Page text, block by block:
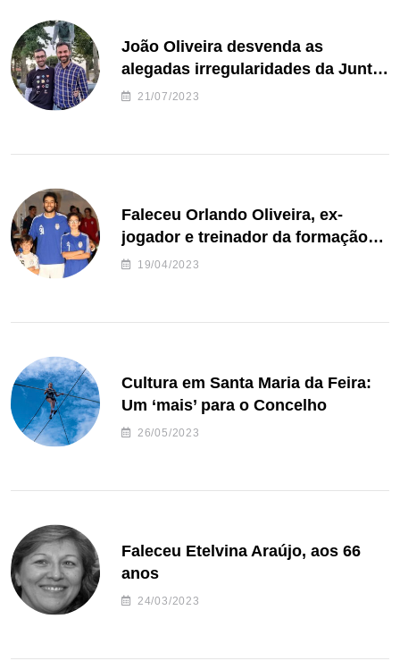
João Oliveira desvenda as
alegadas irregularidades da Junta
de Freguesia S. João de Ver
21/07/2023
Faleceu Orlando Oliveira, ex-
jogador e treinador da formação
de andebol do Feirense
19/04/2023
Cultura em Santa Maria da Feira:
Um ‘mais’ para o Concelho
26/05/2023
Faleceu Etelvina Araújo, aos 66
anos
24/03/2023